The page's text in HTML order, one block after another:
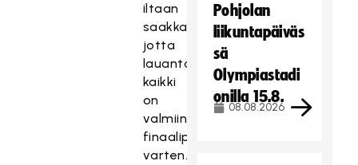
iltaan
saakka,
jotta
lauantaina
kaikki
on
valmiina
finaalipäivää
varten.
Pohjolan
liikuntapäiväs
sä
Olympiastadi
onilla 15.8.
08.08.2026